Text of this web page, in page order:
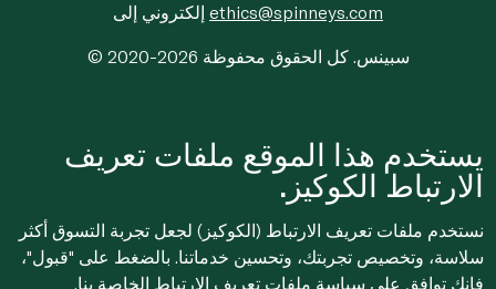
ethics@spinneys.com
© 2020-2026 سبينس. كل الحقوق محفوظة
يستخدم هذا الموقع ملفات تعريف
الارتباط الكوكيز.
نستخدم ملفات تعريف الارتباط (الكوكيز) لجعل تجربة التسوق أكثر
سلاسة، وتخصيص تجربتك، وتحسين خدماتنا. بالضغط على "قبول"،
فإنك توافق على سياسة ملفات تعريف الارتباط الخاصة بنا.